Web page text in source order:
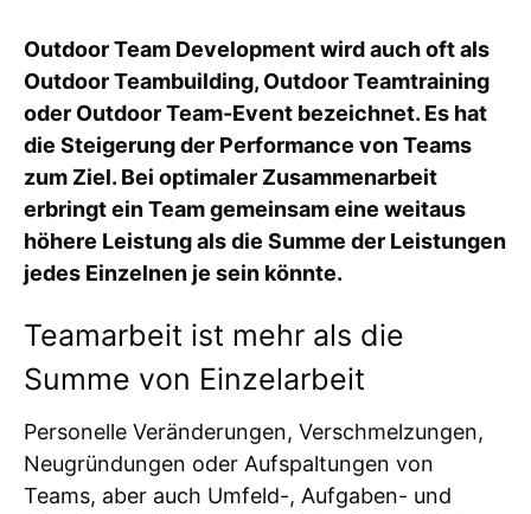
Outdoor Team Development wird auch oft als
Outdoor Teambuilding, Outdoor Teamtraining
oder Outdoor Team-Event bezeichnet. Es hat
die Steigerung der Performance von Teams
zum Ziel. Bei optimaler Zusammenarbeit
erbringt ein Team gemeinsam eine weitaus
höhere Leistung als die Summe der Leistungen
jedes Einzelnen je sein könnte.
Teamarbeit ist mehr als die
Summe von Einzelarbeit
Personelle Veränderungen, Verschmelzungen,
Neugründungen oder Aufspaltungen von
Teams, aber auch Umfeld-, Aufgaben- und